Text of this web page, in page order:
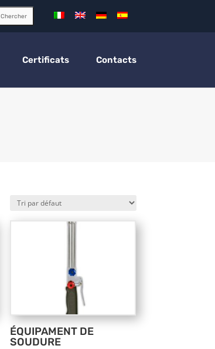
Chercher
Certificats Contacts
ÉQUIPAMENT DE
SOUDURE